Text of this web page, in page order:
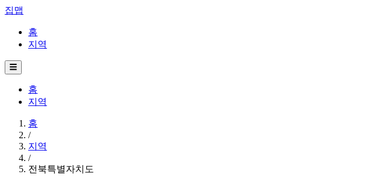
집맵
홈
지역
☰
홈
지역
홈
/
지역
/
전북특별자치도